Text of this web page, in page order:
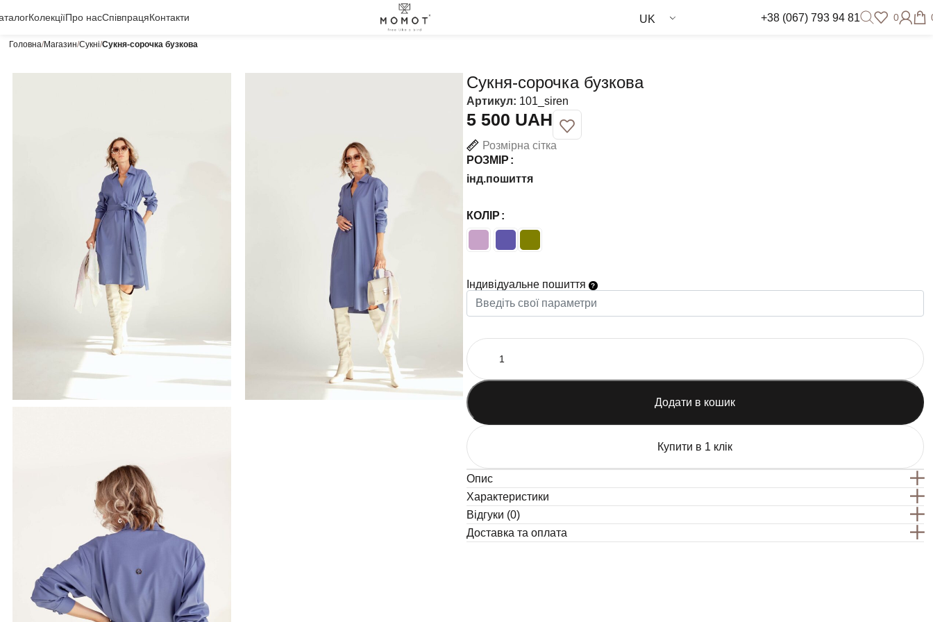
КолекціїПро насСпівпрацяКонтакти UK +38 (067) 793 94 81 0
Головна Магазин Сукні Сукня-сорочка бузкова
Сукня-сорочка бузкова
Артикул: 101_siren
UAH
Розмірна сітка
РОЗМІР
інд.пошиття
КОЛІР
Індивідуальне пошиття
Додати в кошик
Купити в 1 клік
Опис
Характеристики
Відгуки (0)
Доставка та оплата